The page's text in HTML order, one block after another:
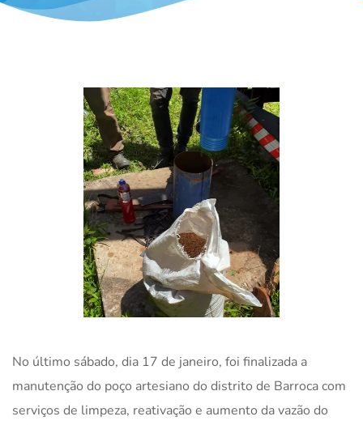
No último sábado, dia 17 de janeiro, foi finalizada a
manutenção do poço artesiano do distrito de Barroca com
serviços de limpeza, reativação e aumento da vazão do